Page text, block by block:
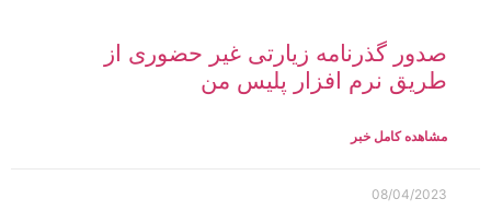
صدور گذرنامه زیارتی غیر حضوری از
طریق نرم افزار پلیس من
مشاهده کامل خبر
08/04/2023